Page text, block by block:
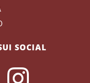
SOCIAL